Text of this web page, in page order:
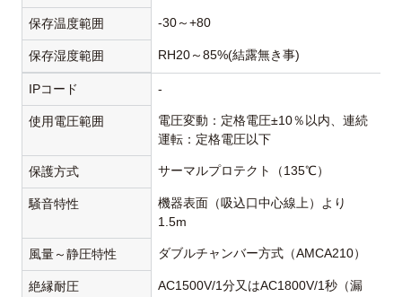
保存温度範囲 -30～+80
保存湿度範囲 RH20～85%(結露無き事)
IPコード -
使用電圧範囲
電圧変動：定格電圧±10％以内、連続
運転：定格電圧以下
保護方式 サーマルプロテクト（135℃）
騒音特性
機器表面（吸込口中心線上）より
1.5m
風量～静圧特性 ダブルチャンバー方式（AMCA210）
絶縁耐圧
AC1500V/1分又はAC1800V/1秒（漏